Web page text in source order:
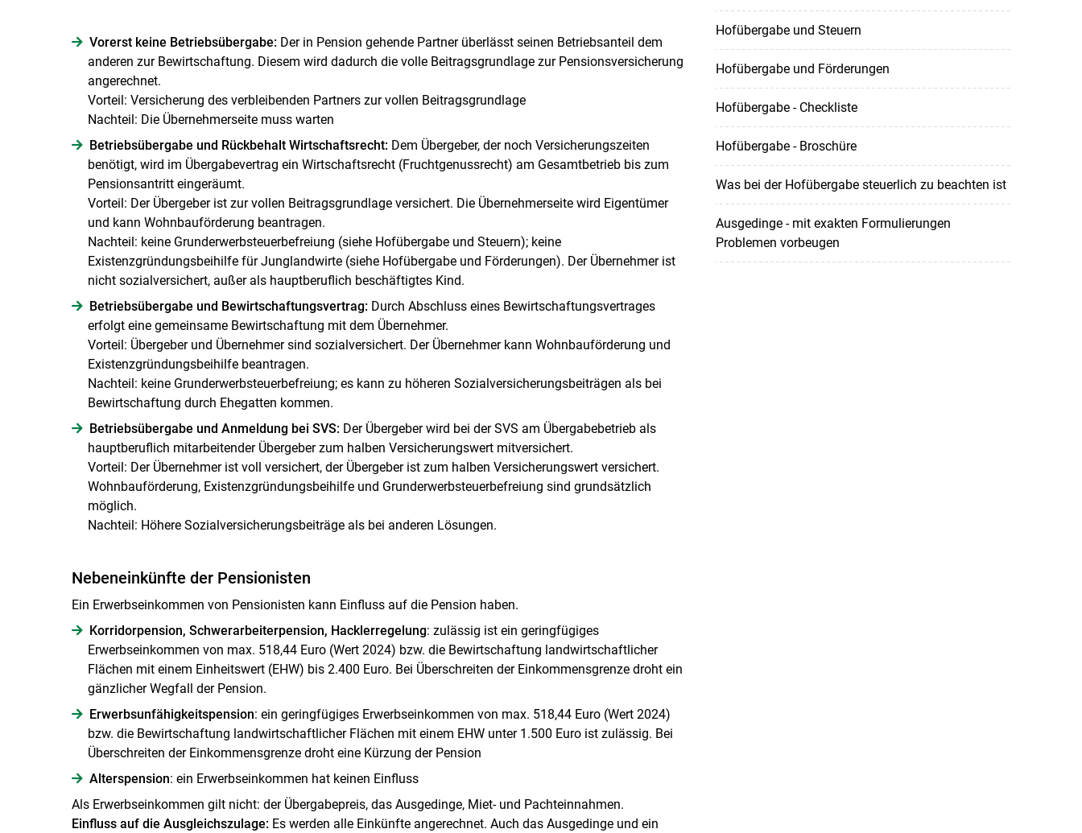
Vorerst keine Betriebsübergabe:Der in Pension gehende Partner überlässt seinen Betriebsanteil dem
anderen zur Bewirtschaftung. Diesem wird dadurch die volle Beitragsgrundlage zur Pensionsversicherung
angerechnet.
Vorteil: Versicherung des verbleibenden Partners zur vollen Beitragsgrundlage
Nachteil: Die Übernehmerseite muss warten
Betriebsübergabe und Rückbehalt Wirtschaftsrecht:Dem Übergeber, der noch Versicherungszeiten
benötigt, wird im Übergabevertrag ein Wirtschaftsrecht (Fruchtgenussrecht) am Gesamtbetrieb bis zum
Pensionsantritt eingeräumt.
Vorteil: Der Übergeber ist zur vollen Beitragsgrundlage versichert. Die Übernehmerseite wird Eigentümer
und kann Wohnbauförderung beantragen.
Nachteil: keine Grunderwerbsteuerbefreiung (siehe Hofübergabe und Steuern); keine
Existenzgründungsbeihilfe für Junglandwirte (siehe Hofübergabe und Förderungen). Der Übernehmer ist
nicht sozialversichert, außer als hauptberuflich beschäftigtes Kind.
Betriebsübergabe und Bewirtschaftungsvertrag:Durch Abschluss eines Bewirtschaftungsvertrages
erfolgt eine gemeinsame Bewirtschaftung mit dem Übernehmer.
Vorteil: Übergeber und Übernehmer sind sozialversichert. Der Übernehmer kann Wohnbauförderung und
Existenzgründungsbeihilfe beantragen.
Nachteil: keine Grunderwerbsteuerbefreiung; es kann zu höheren Sozialversicherungsbeiträgen als bei
Bewirtschaftung durch Ehegatten kommen.
Betriebsübergabe und Anmeldung bei SVS:Der Übergeber wird bei der SVS am Übergabebetrieb als
hauptberuflich mitarbeitender Übergeber zum halben Versicherungswert mitversichert.
Vorteil: Der Übernehmer ist voll versichert, der Übergeber ist zum halben Versicherungswert versichert.
Wohnbauförderung, Existenzgründungsbeihilfe und Grunderwerbsteuerbefreiung sind grundsätzlich
möglich.
Nachteil: Höhere Sozialversicherungsbeiträge als bei anderen Lösungen.
Nebeneinkünfte der Pensionisten
Ein Erwerbseinkommen von Pensionisten kann Einfluss auf die Pension haben.
Korridorpension, Schwerarbeiterpension, Hacklerregelung: zulässig ist ein geringfügiges
Erwerbseinkommen von max. 518,44 Euro (Wert 2024) bzw. die Bewirtschaftung landwirtschaftlicher
Flächen mit einem Einheitswert (EHW) bis 2.400 Euro. Bei Überschreiten der Einkommensgrenze droht ein
gänzlicher Wegfall der Pension.
Erwerbsunfähigkeitspension: ein geringfügiges Erwerbseinkommen von max. 518,44 Euro (Wert 2024)
bzw. die Bewirtschaftung landwirtschaftlicher Flächen mit einem EHW unter 1.500 Euro ist zulässig. Bei
Überschreiten der Einkommensgrenze droht eine Kürzung der Pension
Alterspension: ein Erwerbseinkommen hat keinen Einfluss
Als Erwerbseinkommen gilt nicht: der Übergabepreis, das Ausgedinge, Miet- und Pachteinnahmen.
Einfluss auf die Ausgleichszulage: Es werden alle Einkünfte angerechnet. Auch das Ausgedinge und ein
Hofübergabe und Steuern
Hofübergabe und Förderungen
Hofübergabe - Checkliste
Hofübergabe - Broschüre
Was bei der Hofübergabe steuerlich zu beachten ist
Ausgedinge - mit exakten Formulierungen
Problemen vorbeugen